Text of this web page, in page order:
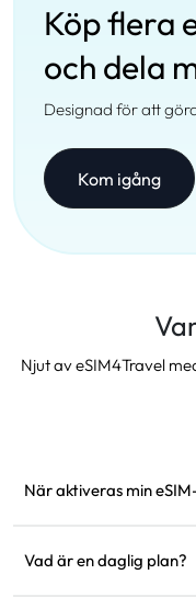
Köp flera
och dela
Designad för att
Kom igång
Njut av eSIM4Travel
När aktiveras min
rekommenderar att
Vad är en daglig plan?